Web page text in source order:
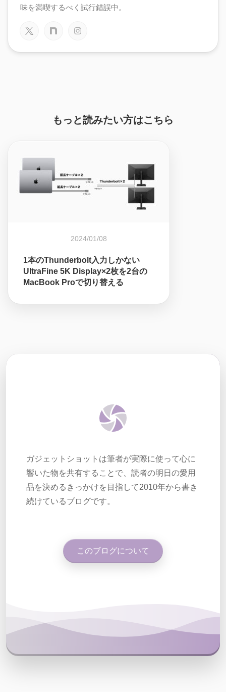
味を満喫するべく試行錯誤中。
もっと読みたい方はこちら
2024/01/08
1本のThunderbolt入力しかない
UltraFine 5K Display×2枚を2台の
MacBook Proで切り替える
ガジェットショットは筆者が実際に使って心に
響いた物を共有することで、読者の明日の愛用
品を決めるきっかけを目指して2010年から書き
続けているブログです。
このブログについて